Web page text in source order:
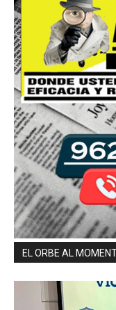
EL ORBE AL